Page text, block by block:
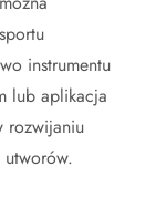
instrumentu
lub aplikacja
rozwijaniu